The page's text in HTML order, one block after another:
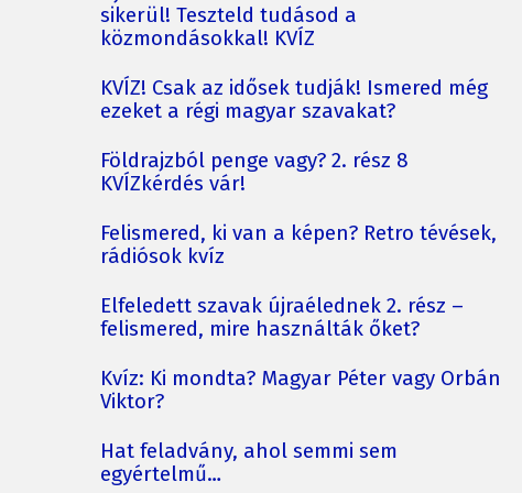
sikerül! Teszteld tudásod a
közmondásokkal! KVÍZ
KVÍZ! Csak az idősek tudják! Ismered még
ezeket a régi magyar szavakat?
Földrajzból penge vagy? 2. rész 8
KVÍZkérdés vár!
Felismered, ki van a képen? Retro tévések,
rádiósok kvíz
Elfeledett szavak újraélednek 2. rész –
felismered, mire használták őket?
Kvíz: Ki mondta? Magyar Péter vagy Orbán
Viktor?
Hat feladvány, ahol semmi sem
egyértelmű…